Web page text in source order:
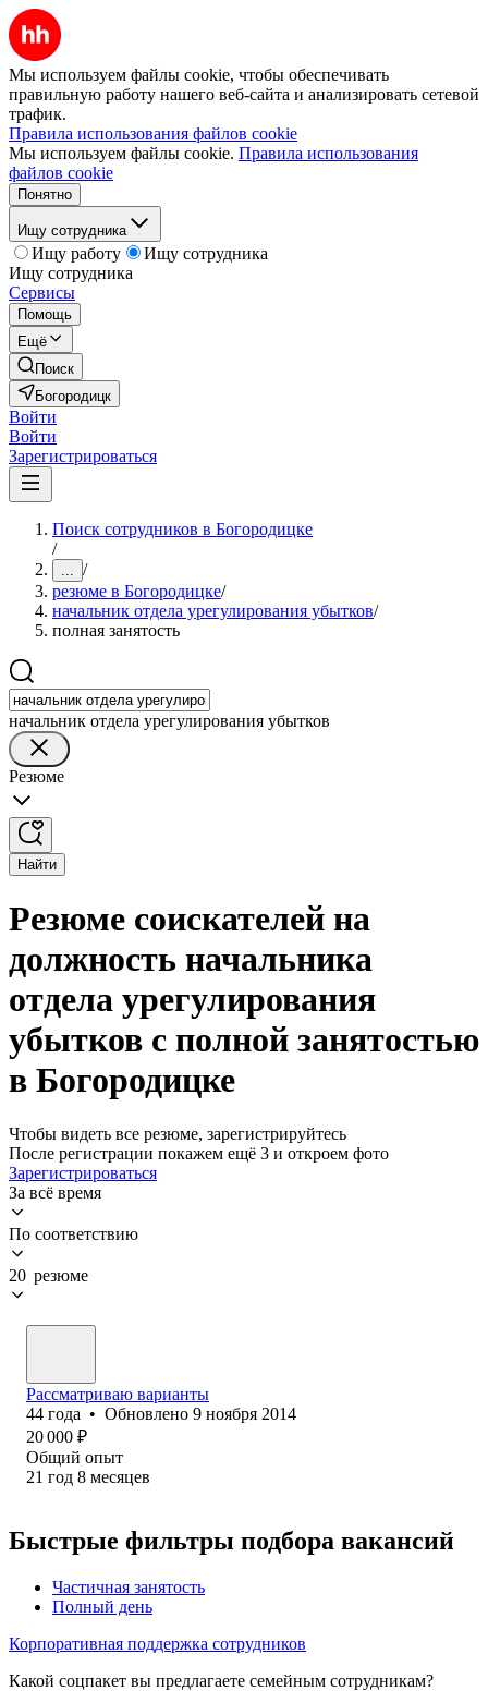
Мы используем файлы cookie, чтобы обеспечивать
правильную работу нашего веб-сайта и анализировать сетевой
трафик.
Правила использования файлов cookie
Мы используем файлы cookie. Правила использования
файлов cookie
Понятно
Ищу сотрудника
Ищу работу
Ищу сотрудника
Ищу сотрудника
Сервисы
Помощь
Ещё
Поиск
Богородицк
Войти
Войти
Зарегистрироваться
Поиск сотрудников в Богородицке
/
... /
резюме в Богородицке/
начальник отдела урегулирования убытков/
полная занятость
начальник отдела урегулирования убытков
Резюме
Найти
Резюме соискателей на
должность начальника
отдела урегулирования
убытков с полной занятостью
в Богородицке
Чтобы видеть все резюме, зарегистрируйтесь
После регистрации покажем ещё 3 и откроем фото
Зарегистрироваться
За всё время
По соответствию
20 резюме
Рассматриваю варианты
44 года • Обновлено 9 ноября 2014
20 000 ₽
Общий опыт
21 год 8 месяцев
Быстрые фильтры подбора вакансий
Частичная занятость
Полный день
Корпоративная поддержка сотрудников
Какой соцпакет вы предлагаете семейным сотрудникам?